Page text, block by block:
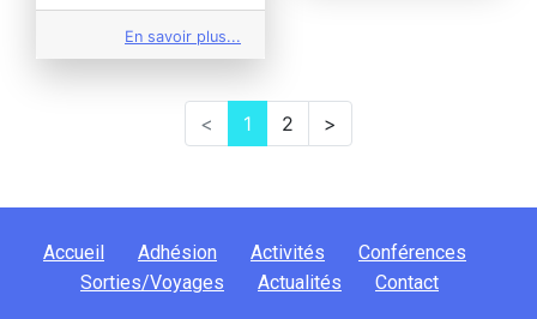
En savoir plus...
< 1 2 >
Accueil Adhésion Activités
Conférences
Sorties/Voyages
Actualités Contact